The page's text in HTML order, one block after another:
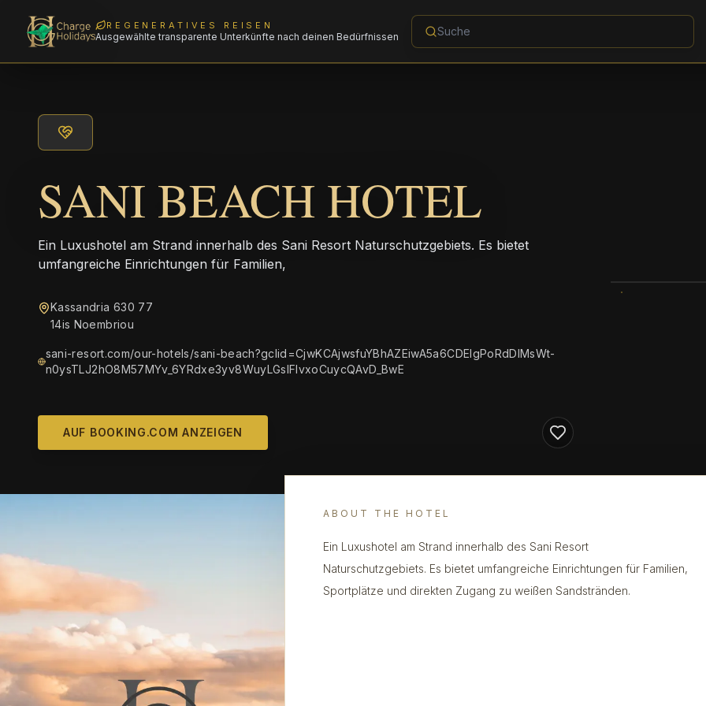
REGENERATIVES REISEN
Ausgewählte transparente Unterkünfte nach deinen Bedürfnissen
SANI BEACH HOTEL
Ein Luxushotel am Strand innerhalb des Sani Resort Naturschutzgebiets. Es bietet
umfangreiche Einrichtungen für Familien,
Kassandria 630 77
14is Noembriou
sani-resort.com/our-hotels/sani-beach?gclid=CjwKCAjwsfuYBhAZEiwA5a6CDElgPoRdDIMsWt-
n0ysTLJ2hO8M57MYv_6YRdxe3yv8WuyLGslFlvxoCuycQAvD_BwE
AUF BOOKING.COM ANZEIGEN
ABOUT THE HOTEL
Ein Luxushotel am Strand innerhalb des Sani Resort
Naturschutzgebiets. Es bietet umfangreiche Einrichtungen für Familien,
Sportplätze und direkten Zugang zu weißen Sandstränden.